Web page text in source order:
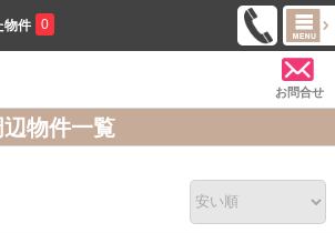
物件 0
お問合せ
物件一覧